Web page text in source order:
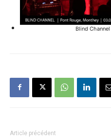
Blind
Article précédent